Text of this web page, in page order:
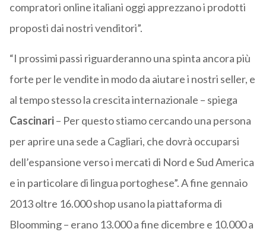
compratori online italiani oggi apprezzano i prodotti
proposti dai nostri venditori”.
“I prossimi passi riguarderanno una spinta ancora più
forte per le vendite in modo da aiutare i nostri seller, e
al tempo stesso la crescita internazionale – spiega
Cascinari– Per questo stiamo cercando una persona
per aprire una sede a Cagliari, che dovrà occuparsi
dell’espansione verso i mercati di Nord e Sud America
e in particolare di lingua portoghese”. A fine gennaio
2013 oltre 16.000 shop usano la piattaforma di
Bloomming – erano 13.000 a fine dicembre e 10.000 a